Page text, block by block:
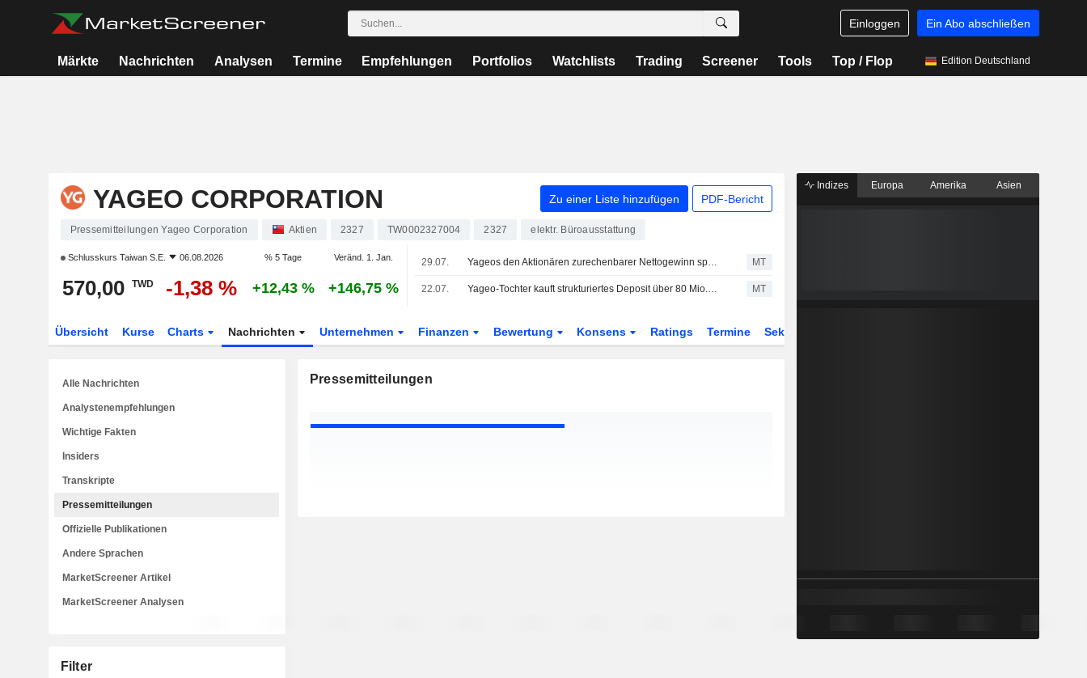
Einloggen Ein Abo abschließen
Märkte Nachrichten Analysen Termine Empfehlungen Portfolios Watchlists Trading Screener Tools Top / Flop Edition Deutschland
YAGEO CORPORATION Zu einer Liste hinzufügen PDF-Bericht
Pressemitteilungen Yageo Corporation Aktien 2327 TW0002327004 2327 elektr. Büroausstattung
Schlusskurs Taiwan S.E. 06.08.2026 % 5 Tage Veränd. 1. Jan.
570,00 TWD -1,38 % +12,43 % +146,75 %
29.07. Yageos den Aktionären zurechenbarer Nettogewinn springt im Q2 um 89% MT
22.07. Yageo-Tochter kauft strukturiertes Deposit über 80 Mio. Yuan MT
Übersicht Kurse Charts Nachrichten Unternehmen Finanzen Bewertung Konsens Ratings Termine Sektor
Pressemitteilungen
Alle Nachrichten
Analystenempfehlungen
Wichtige Fakten
Insiders
Transkripte
Pressemitteilungen
Offizielle Publikationen
Andere Sprachen
MarketScreener Artikel
MarketScreener Analysen
Filter
Indizes Europa Amerika Asien